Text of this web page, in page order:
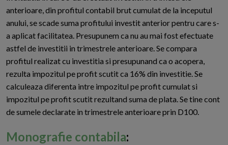
anterioare, din profitul contabil brut cumulat de la inceputul
anului, se scade suma profitului investit anterior pentru care s-
a aplicat facilitatea. Presupunem ca nu au mai fost efectuate
astfel de investitii in trimestrele anterioare. Se compara
profitul realizat cu investitia si presupunand ca o acopera,
rezulta impozitul pe profit scutit ca 16% din investitie. Se
calculeaza diferenta intre impozitul pe profit cumulat si
impozitul pe profit scutit rezultand suma de plata. Se tine cont
de sumele declarate in trimestrele anterioare prin D100.
Monografie contabila: